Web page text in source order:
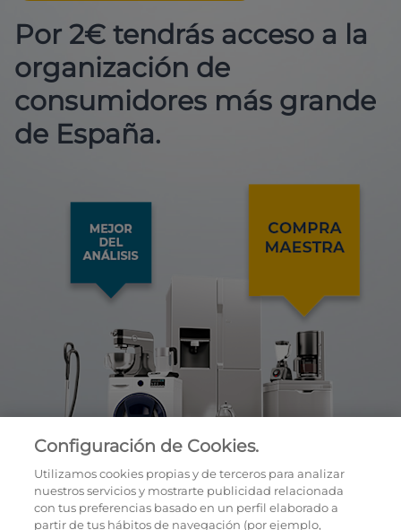
Por 2€ tendrás acceso a la
organización de
consumidores más grande
de España.
Configuración de Cookies.
Utilizamos cookies propias y de terceros para analizar
nuestros servicios y mostrarte publicidad relacionada
con tus preferencias basado en un perfil elaborado a
partir de tus hábitos de navegación (por ejemplo,